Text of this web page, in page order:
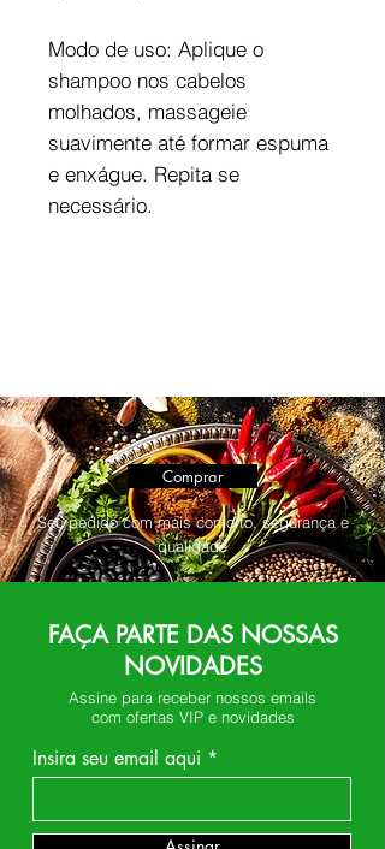
Modo de uso: Aplique o
shampoo nos cabelos
molhados, massageie
suavimente até formar espuma
e enxágue. Repita se
necessário.
Comprar
Seu pedido com mais conforto, segurança e
qualidade
FAÇA PARTE DAS NOSSAS
NOVIDADES
Assine para receber nossos emails
com ofertas VIP e novidades
Insira seu email aqui